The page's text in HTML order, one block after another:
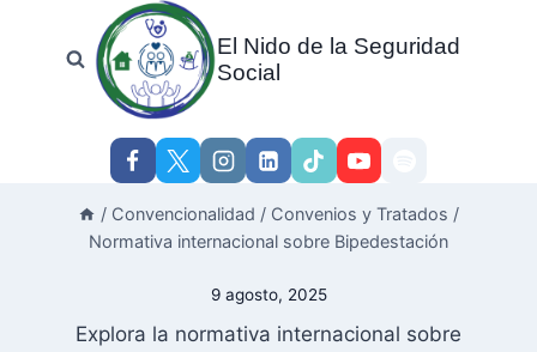
El Nido de la Seguridad
Social
/ Convencionalidad / Convenios y Tratados /
Normativa internacional sobre Bipedestación
9 agosto, 2025
Explora la normativa internacional sobre